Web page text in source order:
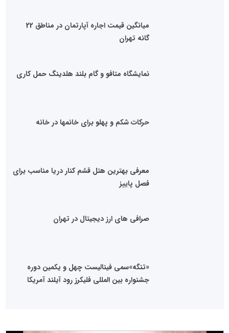
میانگین قیمت اجاره آپارتمان در مناطق 22
گانه تهران
نمایشگاه متافو و گام بلند هلدینگ حمل کاری
حرکات شکم و پهلو برای خانمها در خانه
معرفی بهترین هتل قشم کنار دریا مناسب برای
فصل پاییز
صرافی‌‌ های ارز دیجیتال در تهران
«تنگه»سمی فینالیست چهل و یکمین دوره
جشنواره بین المللی فلیکرز رود آیلند آمریکا